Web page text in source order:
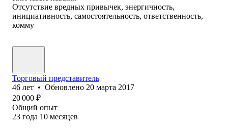
Отсутствие вредных привычек, энергичность,
инициативность, самостоятельность, ответственность,
комму
Торговый представитель
46 лет • Обновлено 20 марта 2017
20 000 ₽
Общий опыт
23 года 10 месяцев